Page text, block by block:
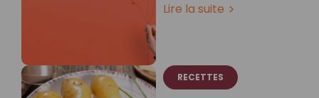
Lire la suite
RECETTES